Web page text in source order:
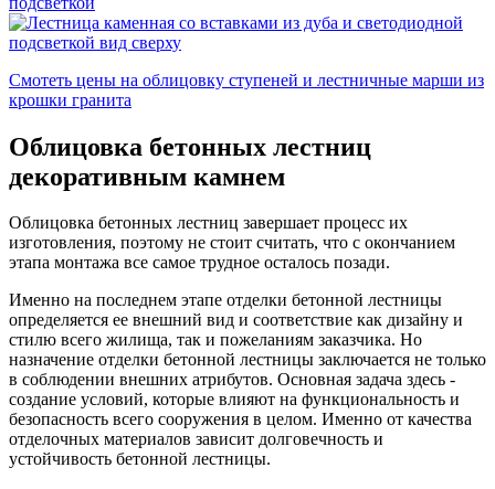
Смотеть цены на облицовку ступеней и лестничные марши из
крошки гранита
Облицовка бетонных лестниц
декоративным камнем
Облицовка бетонных лестниц завершает процесс их
изготовления, поэтому не стоит считать, что с окончанием
этапа монтажа все самое трудное осталось позади.
Именно на последнем этапе отделки бетонной лестницы
определяется ее внешний вид и соответствие как дизайну и
стилю всего жилища, так и пожеланиям заказчика. Но
назначение отделки бетонной лестницы заключается не только
в соблюдении внешних атрибутов. Основная задача здесь -
создание условий, которые влияют на функциональность и
безопасность всего сооружения в целом. Именно от качества
отделочных материалов зависит долговечность и
устойчивость бетонной лестницы.